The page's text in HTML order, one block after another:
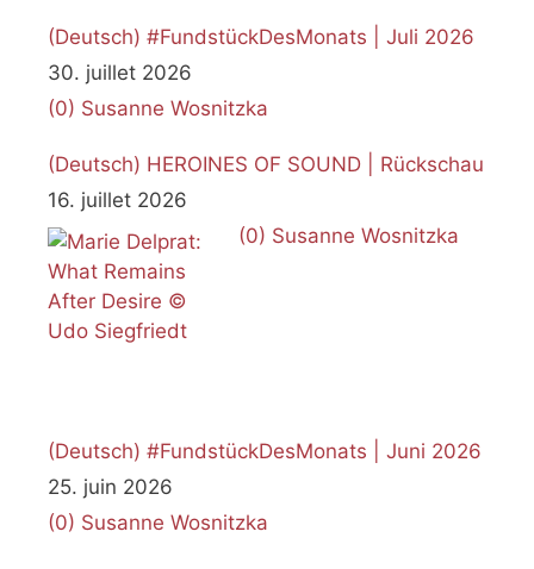
(Deutsch) #FundstückDesMonats | Juli 2026
30. juillet 2026
(0) Susanne Wosnitzka
(Deutsch) HEROINES OF SOUND | Rückschau
16. juillet 2026
(0) Susanne Wosnitzka
(Deutsch) #FundstückDesMonats | Juni 2026
25. juin 2026
(0) Susanne Wosnitzka